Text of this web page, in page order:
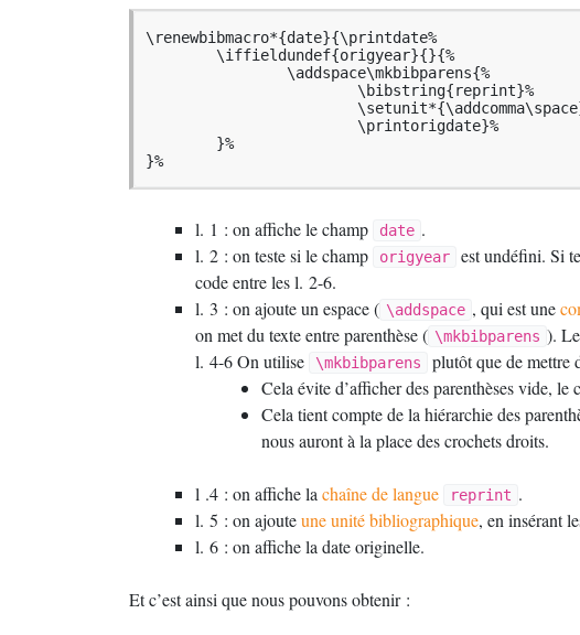
\renewbibmacro*{date}{\printdate%
}%
l. 1 : on affiche le champ date .
l. 2 : on teste si le champ
origyear
est undéfini. Si
code entre les l. 2-6.
l. 3 : on ajoute un espace ( \addspace , qui est une
on met du texte entre parenthèse ( \mkbibparens ).
l. 4-6 On utilise
\mkbibparens
plutôt que de mettre
Cela évite d’afficher des parenthèses vide, le
Cela tient compte de la hiérarchie des
nous auront à la place des crochets droits.
l .4 : on affiche la chaîne de langue reprint .
l. 5 : on ajouteune unité bibliographique, en insérant
l. 6 : on affiche la date originelle.
Et c’est ainsi que nous pouvons obtenir :